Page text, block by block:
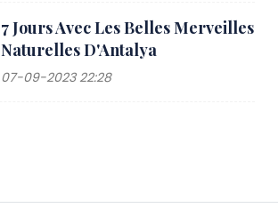
7 Jours Avec Les Belles Merveilles
Naturelles D'Antalya
07-09-2023 22:28